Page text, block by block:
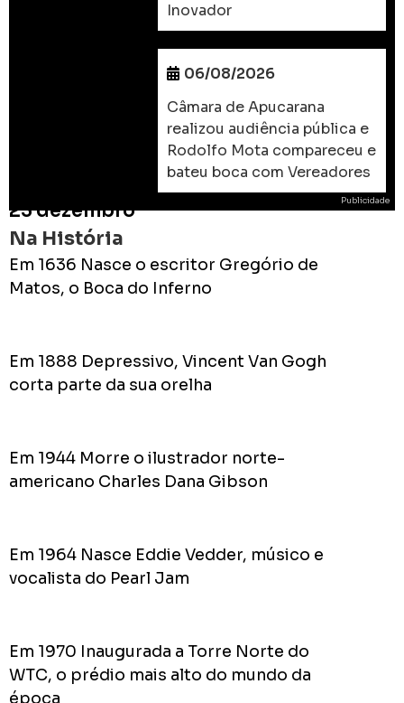
Inovador
06/08/2026
Câmara de Apucarana
realizou audiência pública e
Rodolfo Mota compareceu e
bateu boca com Vereadores
23 dezembro
Na História
Em 1636 Nasce o escritor Gregório de
Matos, o Boca do Inferno
Em 1888 Depressivo, Vincent Van Gogh
corta parte da sua orelha
Em 1944 Morre o ilustrador norte-
americano Charles Dana Gibson
Em 1964 Nasce Eddie Vedder, músico e
vocalista do Pearl Jam
Em 1970 Inaugurada a Torre Norte do
WTC, o prédio mais alto do mundo da
época
Publicidade